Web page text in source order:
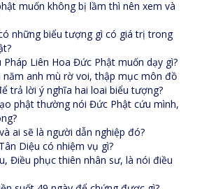
muốn không bị lầm thì nên xem và
những biểu tượng gì có giá trị trong
Liên Hoa Đức Phật muốn dạy gì?
năm anh mù rờ voi, thập mục môn đồ
trả lời ý nghĩa hai loai biểu tượng?
phật thường nói Đức Phật cứu mình,
ai sẽ là người dẫn nghiệp đó?
Diệu có nhiệm vụ gì?
Điều phục thiên nhân sư, là nói điều